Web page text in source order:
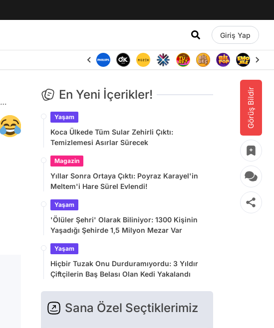
Giriş Yap
Görüş Bildir
En Yeni İçerikler!
Yaşam
Koca Ülkede Tüm Sular Zehirli Çıktı:
Temizlemesi Asırlar Sürecek
Magazin
Yıllar Sonra Ortaya Çıktı: Poyraz Karayel'in
Meltem'i Hare Sürel Evlendi!
Yaşam
'Ölüler Şehri' Olarak Biliniyor: 1300 Kişinin
Yaşadığı Şehirde 1,5 Milyon Mezar Var
Yaşam
Hiçbir Tuzak Onu Durduramıyordu: 3 Yıldır
Çiftçilerin Baş Belası Olan Kedi Yakalandı
Sana Özel Seçtiklerimiz